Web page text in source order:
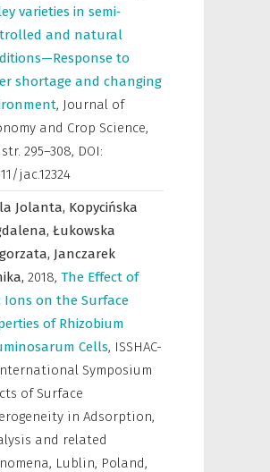
varieties in semi‐
and natural
to
shortage and changing
, Journal of
and Crop Science,
295–308, DOI:
jac.12324
Jolanta, Kopycińska
Łukowska
Janczarek
2018, The Effect of
Ions on the Surface
of Rhizobium
Cells, ISSHAC-
Symposium
of Surface
in Adsorption,
and related
Lublin, Poland,